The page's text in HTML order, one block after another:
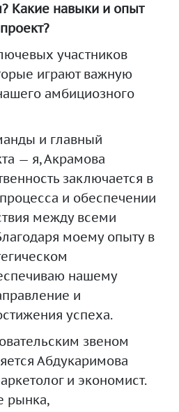
Какие навыки и опыт
участников
играют важную
амбициозного
и главный
— я, Акрамова
заключается в
и обеспечении
между всеми
моему опыту в
нашему
и
успеха.
звеном
Абдукаримова
и экономист.
рынка,